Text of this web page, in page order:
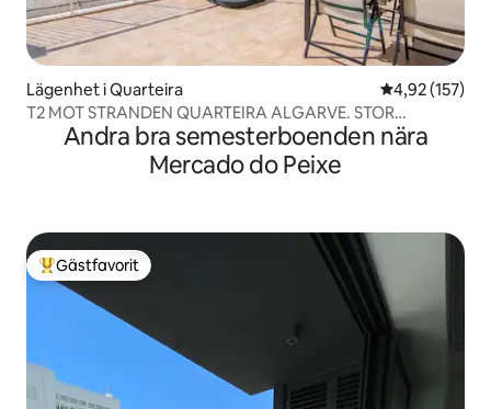
Lägenhet i Quarteira 4,92 av 5 i
4,92 (157)
T2 MOT STRANDEN QUARTEIRA ALGARVE. STOR
TERRASSAndra bra semesterboenden nära
Mercado do Peixe
Populär gästfavorit
Gästfavorit